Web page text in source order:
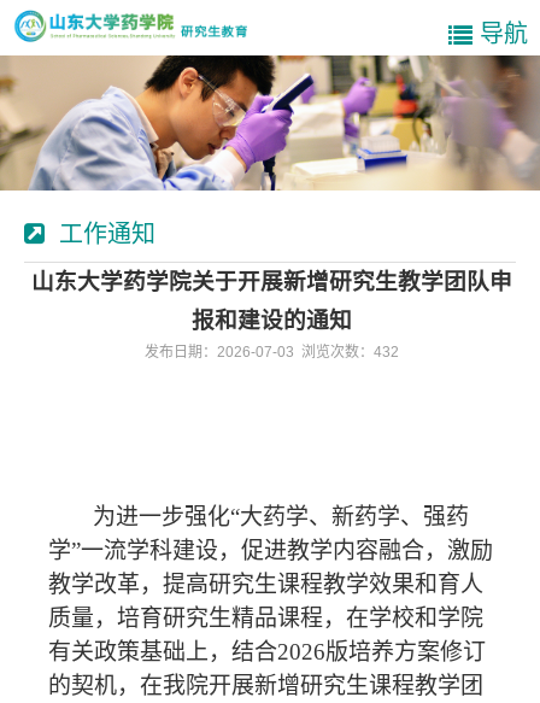
导航
工作通知
山东大学药学院关于开展新增研究生教学团队申
报和建设的通知
发布日期：2026-07-03 浏览次数： 432
为进一步强化“大药学、新药学、强药
学”一流学科建设，促进教学内容融合，激励
教学改革，提高研究生课程教学效果和育人
质量，培育研究生精品课程，在学校和学院
有关政策基础上，结合2026版培养方案修订
的契机，在我院开展新增研究生课程教学团